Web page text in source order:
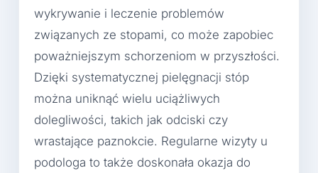
wykrywanie i leczenie problemów
związanych ze stopami, co może zapobiec
poważniejszym schorzeniom w przyszłości.
Dzięki systematycznej pielęgnacji stóp
można uniknąć wielu uciążliwych
dolegliwości, takich jak odciski czy
wrastające paznokcie. Regularne wizyty u
podologa to także doskonała okazja do